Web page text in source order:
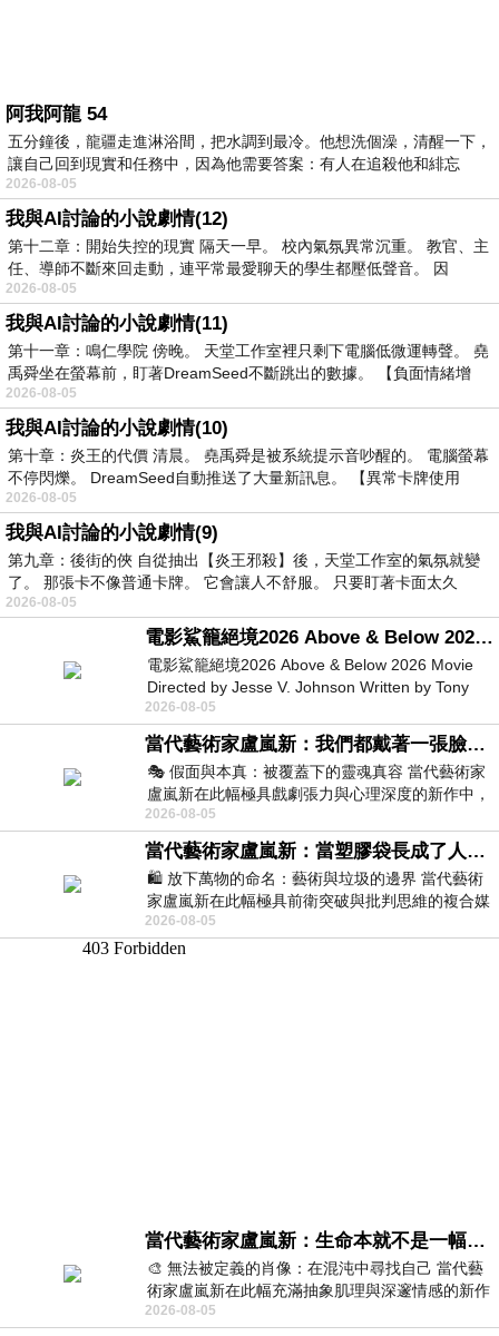
阿我阿龍 54
五分鐘後，龍疆走進淋浴間，把水調到最冷。他想洗個澡，清醒一下，
讓自己回到現實和任務中，因為他需要答案：有人在追殺他和緋忘
2026-08-05
我與AI討論的小說劇情(12)
第十二章：開始失控的現實 隔天一早。 校內氣氛異常沉重。 教官、主
任、導師不斷來回走動，連平常最愛聊天的學生都壓低聲音。 因
2026-08-05
我與AI討論的小說劇情(11)
第十一章：鳴仁學院 傍晚。 天堂工作室裡只剩下電腦低微運轉聲。 堯
禹舜坐在螢幕前，盯著DreamSeed不斷跳出的數據。 【負面情緒增
2026-08-05
我與AI討論的小說劇情(10)
第十章：炎王的代價 清晨。 堯禹舜是被系統提示音吵醒的。 電腦螢幕
不停閃爍。 DreamSeed自動推送了大量新訊息。 【異常卡牌使用
2026-08-05
我與AI討論的小說劇情(9)
第九章：後街的俠 自從抽出【炎王邪殺】後，天堂工作室的氣氛就變
了。 那張卡不像普通卡牌。 它會讓人不舒服。 只要盯著卡面太久
2026-08-05
電影鯊籠絕境2026 Above & Below 2026 Movie
電影鯊籠絕境2026 Above & Below 2026 Movie
Directed by Jesse V. Johnson Written by Tony
Giordano Starring Laura Maran
2026-08-05
當代藝術家盧嵐新：我們都戴著一張臉，可真正的自己，總藏在那些被塗抹、被覆蓋的痕跡裡
🎭 假面與本真：被覆蓋下的靈魂真容 當代藝術家
盧嵐新在此幅極具戲劇張力與心理深度的新作中，
運用質感豐富的紙材肌理、墨痕與大膽的
2026-08-05
當代藝術家盧嵐新：當塑膠袋長成了人的模樣，我們的目光是否學會了放下偏見？
🛍️ 放下萬物的命名：藝術與垃圾的邊界 當代藝術
家盧嵐新在此幅極具前衛突破與批判思維的複合媒
材新作中，直接將被大眾定義為廢棄物
2026-08-05
當代藝術家盧嵐新：生命本就不是一幅能被定義的肖像，在混亂與交疊中拼湊完整的靈魂
🎨 無法被定義的肖像：在混沌中尋找自己 當代藝
術家盧嵐新在此幅充滿抽象肌理與深邃情感的新作
中，以灰白為基底，交織著塗抹、刮擦與
2026-08-05